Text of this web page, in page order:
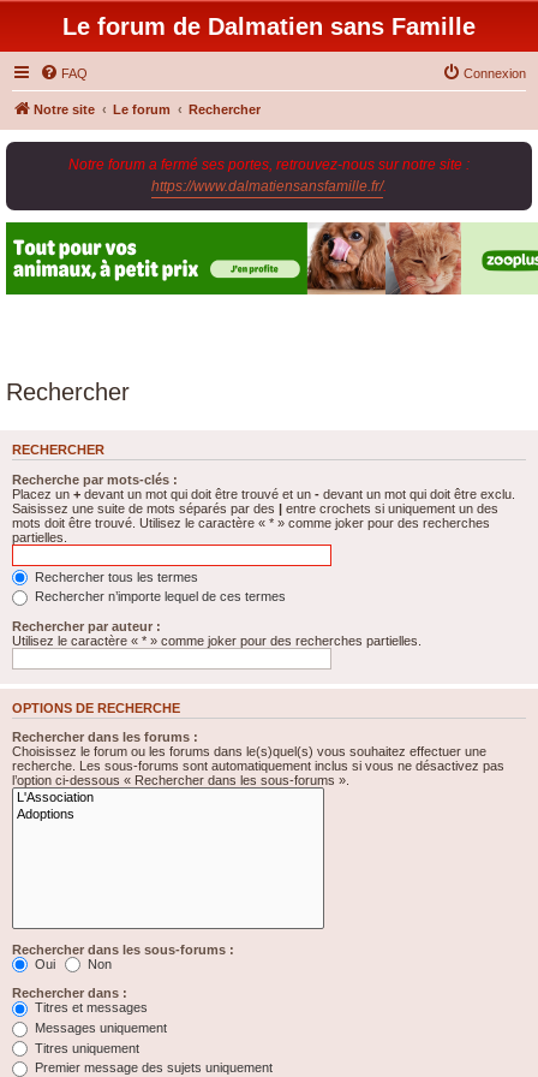
Le forum de Dalmatien sans Famille
FAQ Connexion
Notre site Le forum Rechercher
Notre forum a fermé ses portes, retrouvez-nous sur notre site :
https://www.dalmatiensansfamille.fr/.
Rechercher
RECHERCHER
Recherche par mots-clés :
Placez un + devant un mot qui doit être trouvé et un - devant un mot qui doit être exclu.
Saisissez une suite de mots séparés par des | entre crochets si uniquement un des
mots doit être trouvé. Utilisez le caractère « * » comme joker pour des recherches
partielles.
Rechercher tous les termes
Rechercher n’importe lequel de ces termes
Rechercher par auteur :
Utilisez le caractère « * » comme joker pour des recherches partielles.
OPTIONS DE RECHERCHE
Rechercher dans les forums :
Choisissez le forum ou les forums dans le(s)quel(s) vous souhaitez effectuer une
recherche. Les sous-forums sont automatiquement inclus si vous ne désactivez pas
l’option ci-dessous « Rechercher dans les sous-forums ».
Rechercher dans les sous-forums :
Oui
Non
Rechercher dans :
Titres et messages
Messages uniquement
Titres uniquement
Premier message des sujets uniquement